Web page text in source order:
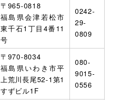
〒965-0818
福島県会津若松市
東千石1丁目4番11
号
0242-
29-
0809
〒970-8034
福島県いわき市平
上荒川長尾52-1第1
すずビル1F
080-
9015-
0556